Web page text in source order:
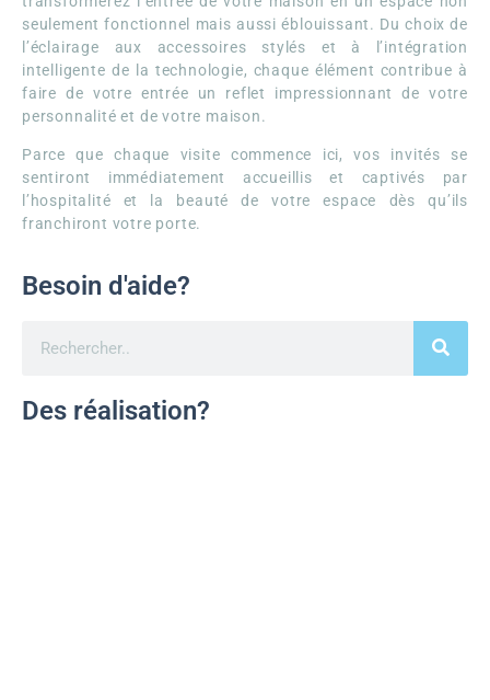
seulement fonctionnel mais aussi éblouissant. Du choix de
l’éclairage aux accessoires stylés et à l’intégration
intelligente de la technologie, chaque élément contribue à
faire de votre entrée un reflet impressionnant de votre
personnalité et de votre maison.
Parce que chaque visite commence ici, vos invités se
sentiront immédiatement accueillis et captivés par
l’hospitalité et la beauté de votre espace dès qu’ils
franchiront votre porte.
Besoin d'aide?
Des réalisation?